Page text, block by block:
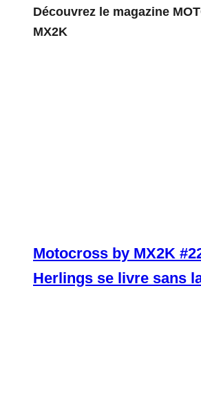
Découvrez le magazine
MX2K
Motocross by MX2K
Herlings se livre sans